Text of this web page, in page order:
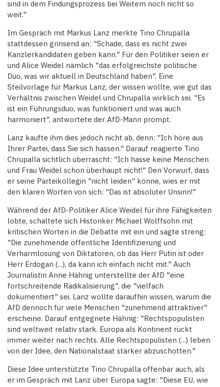
sind in dem Findungsprozess bei Weitem noch nicht so
weit."
Im Gespräch mit Markus Lanz merkte Tino Chrupalla
stattdessen grinsend an: "Schade, dass es nicht zwei
Kanzlerkandidaten geben kann." Für den Politiker seien er
und Alice Weidel nämlich "das erfolgreichste politische
Duo, was wir aktuell in Deutschland haben". Eine
Steilvorlage für Markus Lanz, der wissen wollte, wie gut das
Verhältnis zwischen Weidel und Chrupalla wirklich sei. "Es
ist ein Führungsduo, was funktioniert und was auch
harmoniert", antwortete der AfD-Mann prompt.
Lanz kaufte ihm dies jedoch nicht ab, denn: "Ich höre aus
Ihrer Partei, dass Sie sich hassen." Darauf reagierte Tino
Chrupalla sichtlich überrascht: "Ich hasse keine Menschen
und Frau Weidel schon überhaupt nicht!" Den Vorwurf, dass
er seine Parteikollegin "nicht leiden" könne, wies er mit
den klaren Worten von sich: "Das ist absoluter Unsinn!"
Während der AfD-Politiker Alice Weidel für ihre Fähigkeiten
lobte, schaltete sich Historiker Michael Wolffsohn mit
kritischen Worten in die Debatte mit ein und sagte streng:
"Die zunehmende öffentliche Identifizierung und
Verharmlosung von Diktatoren, ob das Herr Putin ist oder
Herr Erdogan (...), da kann ich einfach nicht mit." Auch
Journalistin Anne Hähnig unterstellte der AfD "eine
fortschreitende Radikalisierung", die "vielfach
dokumentiert" sei. Lanz wollte daraufhin wissen, warum die
AfD dennoch für viele Menschen "zunehmend attraktiver"
erscheine. Darauf entgegnete Hähnig: "Rechtspopulisten
sind weltweit relativ stark. Europa als Kontinent rückt
immer weiter nach rechts. Alle Rechtspopulisten (...) leben
von der Idee, den Nationalstaat stärker abzuschotten."
Diese Idee unterstützte Tino Chrupalla offenbar auch, als
er im Gespräch mit Lanz über Europa sagte: "Diese EU, wie